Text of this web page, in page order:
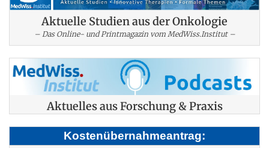
Aktuelle Studien aus der Onkologie
– Das Online- und Printmagazin vom MedWiss.Institut –
Aktuelles aus Forschung & Praxis
Kostenübernahmeantrag: